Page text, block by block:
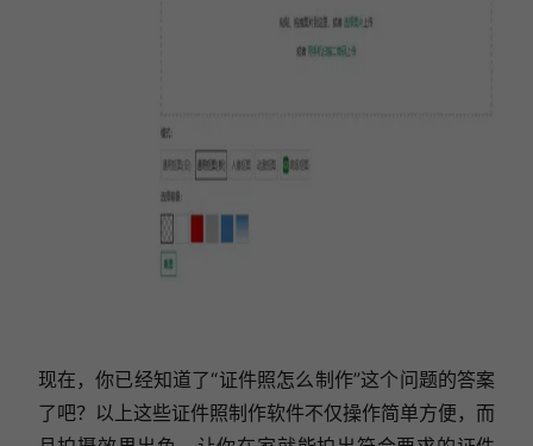
现在，你已经知道了“证件照怎么制作”这个问题的答案
了吧？以上这些证件照制作软件不仅操作简单方便，而